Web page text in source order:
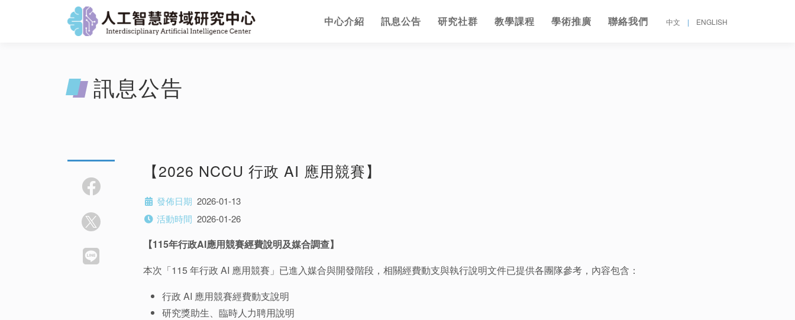
中心介紹 訊息公告 研究社群 教學課程 學術推廣 聯絡我們 中文 | ENGLISH
訊息公告
【2026 NCCU 行政 AI 應用競賽】
發佈日期 2026-01-13
活動時間 2026-01-26
【115年行政AI應用競賽經費說明及媒合調查】
本次「115 年行政 AI 應用競賽」已進入媒合與開發階段，相關經費動支與執行說明文件已提供各團隊參考，內容包含：
行政 AI 應用競賽經費動支說明
研究獎助生、臨時人力聘用說明